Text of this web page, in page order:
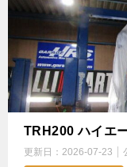
TRH200 ハイエ
更新日： 2026-07-23